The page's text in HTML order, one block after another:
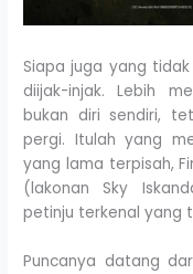
Siapa juga yang
diijak-injak. Lebih
bukan diri sendiri,
pergi. Itulah yang
yang lama terpisah,
(lakonan Sky
petinju terkenal yang
Puncanya datang